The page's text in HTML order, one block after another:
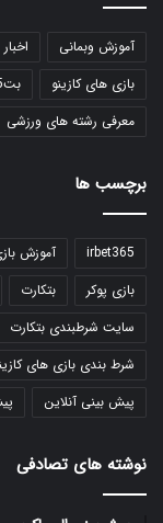
آموزش وبمانی اخبار
بازی های کازینو
بت365
معرفی رشته های ورزشی
برچسب ها
irbet365 آموزش
بازی پوکر
بتکارت
سایت شرطبندی بتکارت
شرط بندی بازی های
پیش بینی آنلاین
نوشته های تصادفی